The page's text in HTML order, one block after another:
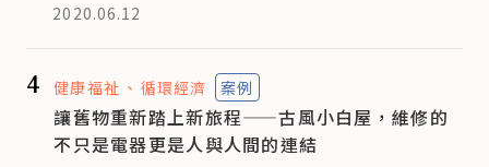
2020.06.12
4 健康福祉 循環經濟 案例
讓舊物重新踏上新旅程——古風小白屋，維修的
不只是電器更是人與人間的連結